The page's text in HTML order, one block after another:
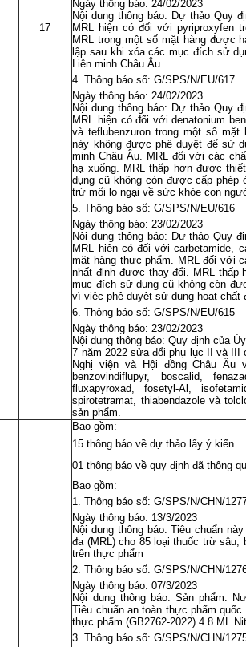
17
Ngày thông báo: 24/02/2023
Nội dung thông báo: Dự thảo Quy
MRL hiện có đối với pyriproxyfen
MRL trong một số mặt hàng được
lập sau khi xóa các mục đích sử
Liên minh Châu Âu.
Thông báo số: G/SPS/N/EU/617
Ngày thông báo: 24/02/2023
Nội dung thông báo: Dự thảo Quy
MRL hiện có đối với denatonium
và teflubenzuron trong một số
này không được phê duyệt để sử
minh Châu Âu. MRL đối với các
hạ xuống. MRL thấp hơn được
dụng cũ không còn được cấp phép
trừ mối lo ngại về sức khỏe con
Thông báo số: G/SPS/N/EU/616
Ngày thông báo: 23/02/2023
Nội dung thông báo: Dự thảo Quy
MRL hiện có đối với carbetamide,
mặt hàng thực phẩm. MRL đối với
nhất định được thay đổi. MRL
mục đích sử dụng cũ không còn
vì việc phê duyệt sử dụng hoạt chất
Thông báo số: G/SPS/N/EU/615
Ngày thông báo: 23/02/2023
Nội dung thông báo: Quy định của
7 năm 2022 sửa đổi phụ lục II và III
Nghị viện và Hội đồng Châu
benzovindiflupyr, boscalid,
fluxapyroxad, fosetyl-Al,
spirotetramat, thiabendazole và
sản phẩm.
Bao gồm:
15 thông báo về dự thảo lấy ý kiến
01 thông báo về quy định đã thông
Bao gồm:
Thông báo số: G/SPS/N/CHN/
Ngày thông báo: 13/3/2023
Nội dung thông báo: Tiêu chuẩn
đa (MRL) cho 85 loại thuốc trừ sâu,
trên thực phẩm
Thông báo số: G/SPS/N/CHN/
Ngày thông báo: 07/3/2023
Nội dung thông báo: Sản phẩm:
Tiêu chuẩn an toàn thực phẩm
thực phẩm (GB2762-2022) 4.8 ML
Thông báo số: G/SPS/N/CHN/